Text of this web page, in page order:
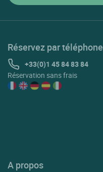
Réservez par téléphone
+33(0)1 45 84 83 84
Réservation sans frais
A propos